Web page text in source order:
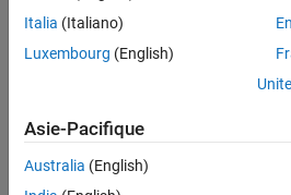
How useful was this
Italia (Italiano)
Luxembourg (English)
Asie-Pacifique
Australia (English)
Trust Center Marques déposées